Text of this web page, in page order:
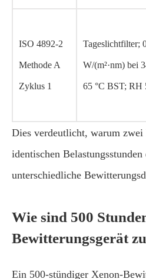
ISO 4892-2
Methode A
Zyklus 1
Tageslichtfilter;
W/(m²·nm) bei
65 °C BST; RH
Dies verdeutlicht, warum
identischen Belastungsstunden
unterschiedliche
Wie sind 500
Bewitterungsgerät
Ein 500-stündiger Xenon-